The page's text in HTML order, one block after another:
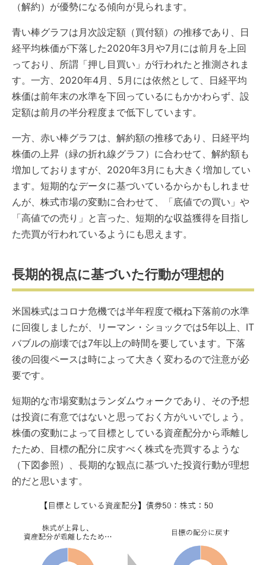
（解約）が優勢になる傾向が見られます。
青い棒グラフは月次設定額（買付額）の推移であり、日
経平均株価が下落した2020年3月や7月には前月を上回
っており、所謂「押し目買い」が行われたと推測されま
す。一方、2020年4月、5月には依然として、日経平均
株価は前年末の水準を下回っているにもかかわらず、設
定額は前月の半分程度まで低下しています。
一方、赤い棒グラフは、解約額の推移であり、日経平均
株価の上昇（緑の折れ線グラフ）に合わせて、解約額も
増加しておりますが、2020年3月にも大きく増加してい
ます。短期的なデータに基づいているからかもしれませ
んが、株式市場の変動に合わせて、「底値での買い」や
「高値での売り」と言った、短期的な収益獲得を目指し
た売買が行われているようにも思えます。
長期的視点に基づいた行動が理想的
米国株式はコロナ危機では半年程度で概ね下落前の水準
に回復しましたが、リーマン・ショックでは5年以上、IT
バブルの崩壊では7年以上の時間を要しています。下落
後の回復ペースは時によって大きく変わるので注意が必
要です。
短期的な市場変動はランダムウォークであり、その予想
は投資に有意ではないと思っておく方がいいでしょう。
株価の変動によって目標としている資産配分から乖離し
たため、目標の配分に戻すべく株式を売買するような
（下図参照）、長期的な観点に基づいた投資行動が理想
的だと思います。